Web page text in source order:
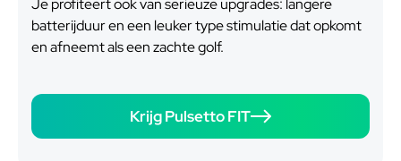
Je profiteert ook van serieuze upgrades: langere
batterijduur en een leuker type stimulatie dat opkomt
en afneemt als een zachte golf.
Krijg Pulsetto FIT